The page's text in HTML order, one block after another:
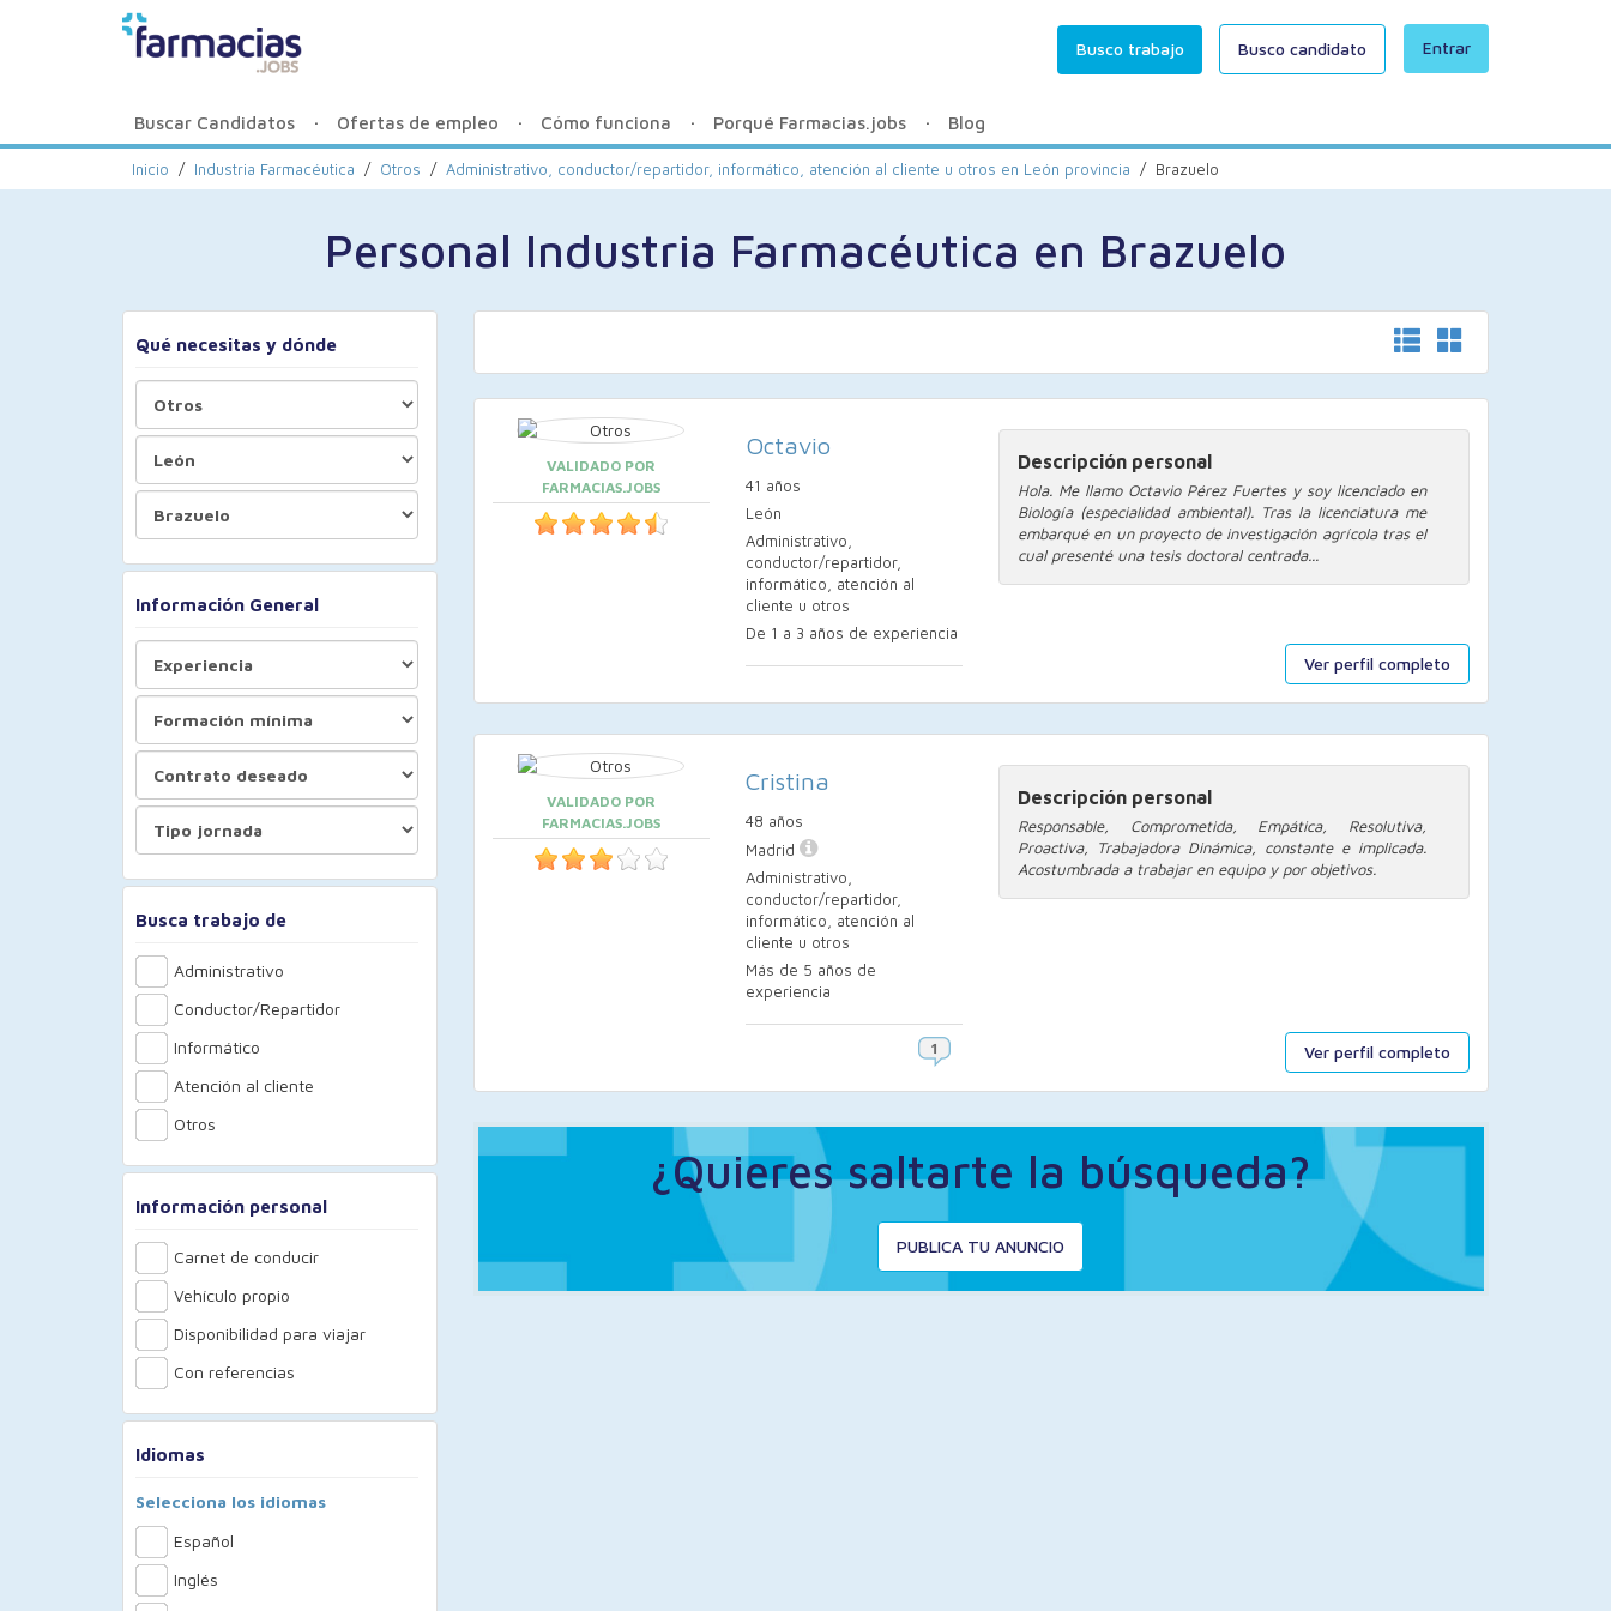
Entrar
Busco trabajo Busco candidato
Buscar Candidatos Ofertas de empleo Cómo funciona Porqué Farmacias.jobs Blog
Inicio / Industria Farmacéutica / Otros / Administrativo, conductor/repartidor, informático, atención al cliente u otros en León provincia / Brazuelo
Personal Industria Farmacéutica en Brazuelo
Qué necesitas y dónde
Información General
Busca trabajo de
Administrativo
Conductor/Repartidor
Informático
Atención al cliente
Otros
Información personal
Carnet de conducir
Vehículo propio
Disponibilidad para viajar
Con referencias
Idiomas
Selecciona los idiomas
Español
Inglés
Ver perfil completo
VALIDADO POR
FARMACIAS.JOBS
Octavio
41 años
León
Administrativo,
conductor/repartidor,
informático, atención al
cliente u otros
De 1 a 3 años de experiencia
Descripción personal
Hola. Me llamo Octavio Pérez Fuertes y soy licenciado en
Biología (especialidad ambiental). Tras la licenciatura me
embarqué en un proyecto de investigación agrícola tras el
cual presenté una tesis doctoral centrada...
Ver perfil completo
VALIDADO POR
FARMACIAS.JOBS
Cristina
48 años
Madrid
Administrativo,
conductor/repartidor,
informático, atención al
cliente u otros
Más de 5 años de
experiencia
Descripción personal
Responsable, Comprometida, Empática, Resolutiva,
Proactiva, Trabajadora Dinámica, constante e implicada.
Acostumbrada a trabajar en equipo y por objetivos.
¿Quieres saltarte la búsqueda?
PUBLICA TU ANUNCIO